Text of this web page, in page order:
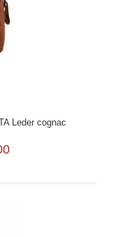
Leder cognac